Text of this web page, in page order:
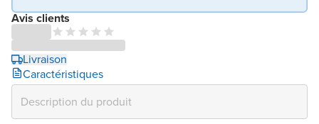
Avis clients
Livraison
Caractéristiques